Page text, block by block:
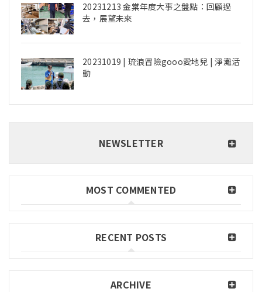
20231213 金棠年度大事之盤點：回顧過
去，展望未來
20231019 | 琉浪冒險gooo愛地兒 | 淨灘活
動
NEWSLETTER
MOST COMMENTED
RECENT POSTS
ARCHIVE